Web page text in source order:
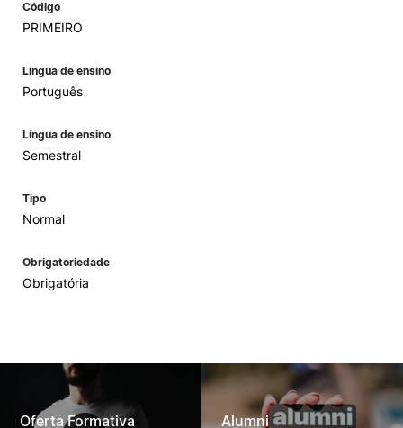
Código
PRIMEIRO
Língua de ensino
Português
Língua de ensino
Semestral
Tipo
Normal
Obrigatoriedade
Obrigatória
Oferta Formativa Alumni